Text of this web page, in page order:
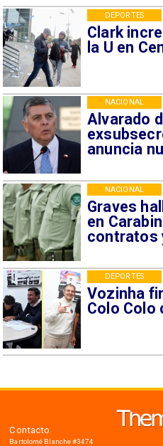
Clark
la U en
DEPORTES
Alvarado
anuncia
NACIONAL
Graves
en
contratos
NACIONAL
Vozinha
Colo Colo
DEPORTES
Contacto
Bartolomé Blanche #3474